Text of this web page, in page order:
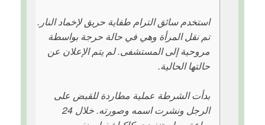
استخدم سائق الترام طفاية حريق لإخماد النار.
تم نقل المرأة وهي في حالة حرجة بواسطة
مروحية إلى المستشفى. لم يتم الإعلان عن
حالتها الحالية.
بدأت الشرطة عملية مطاردة للقبض على
الرجل ونشرت اسمه وصورته. خلال 24